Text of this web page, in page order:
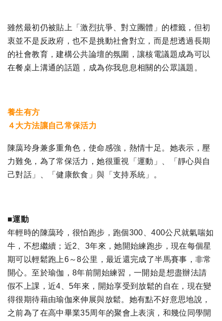
雖然最初仍被貼上「激烈抗爭、對立團體」的標籤，但初
衷並不是反政府，也不是挑動社會對立，而是想透過長期
的社會教育，建構公共論壇的氛圍，讓核電議題成為可以
在餐桌上溝通的話題，成為你我息息相關的公眾議題。
養生有方
４大方法讓自己常保活力
陳藹玲身兼多重角色，使命感強，熱情十足。她表示，壓
力難免，為了常保活力，她很重視「運動」、「靜心與自
己對話」、「健康飲食」與「支持系統」。
■運動
年輕時的陳藹玲，很怕跑步，跑個300、400公尺就氣喘如
牛，不想繼續；近2、3年來，她開始練跑步，現在每個星
期可以輕鬆跑上6～8公里，最近還完成了半馬賽事，非常
開心。至於瑜伽，8年前開始練習，一開始是想盡辦法請
假不上課，近4、5年來，開始享受到放鬆的自在，現在變
得很期待藉由瑜伽來伸展與放鬆。她有點不好意思地說，
之前為了在高中畢業35周年的聚會上表演，和幾位同學開